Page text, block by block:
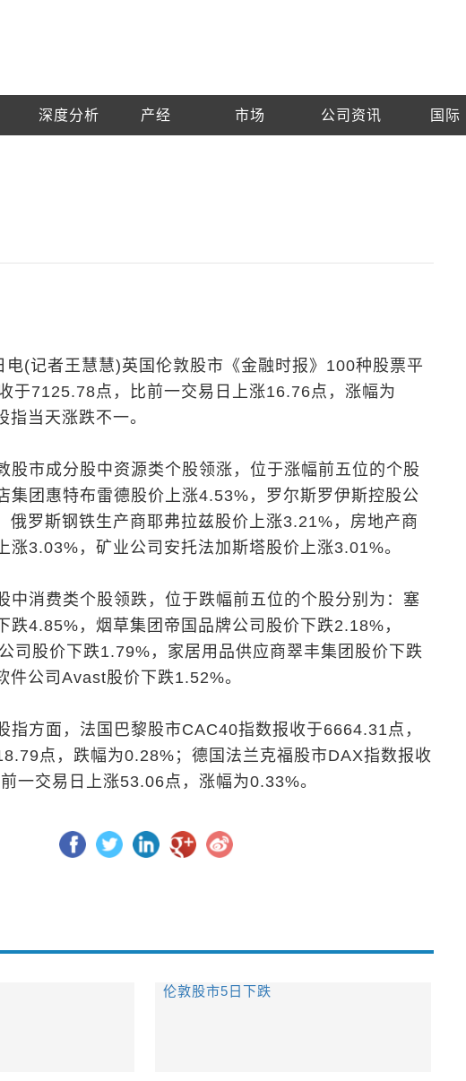
深度分析 产经 市场 公司资讯 国际
电(记者王慧慧)英国伦敦股市《金融时报》100种股票平
于7125.78点，比前一交易日上涨16.76点，涨幅为
当天涨跌不一。
股市成分股中资源类个股领涨，位于涨幅前五位的个股
集团惠特布雷德股价上涨4.53%，罗尔斯罗伊斯控股公
俄罗斯钢铁生产商耶弗拉兹股价上涨3.21%，房地产商
涨3.03%，矿业公司安托法加斯塔股价上涨3.01%。
中消费类个股领跌，位于跌幅前五位的个股分别为：塞
跌4.85%，烟草集团帝国品牌公司股价下跌2.18%，
司股价下跌1.79%，家居用品供应商翠丰集团股价下跌
件公司Avast股价下跌1.52%。
指方面，法国巴黎股市CAC40指数报收于6664.31点，
点，跌幅为0.28%；德国法兰克福股市DAX指数报收
一交易日上涨53.06点，涨幅为0.33%。
伦敦股市5日下跌